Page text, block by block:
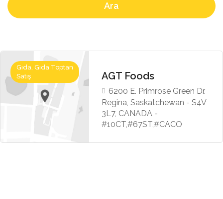
Ara
Gıda, Gıda Toptan
Satış
AGT Foods
6200 E. Primrose Green Dr.
Regina, Saskatchewan - S4V
3L7, CANADA -
#10CT,#67ST,#CACO